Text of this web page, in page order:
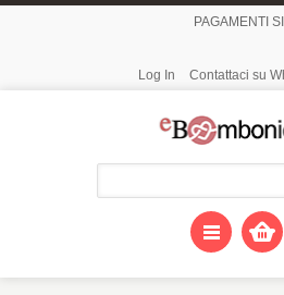
PAGAMENTI
Log In Contattaci su